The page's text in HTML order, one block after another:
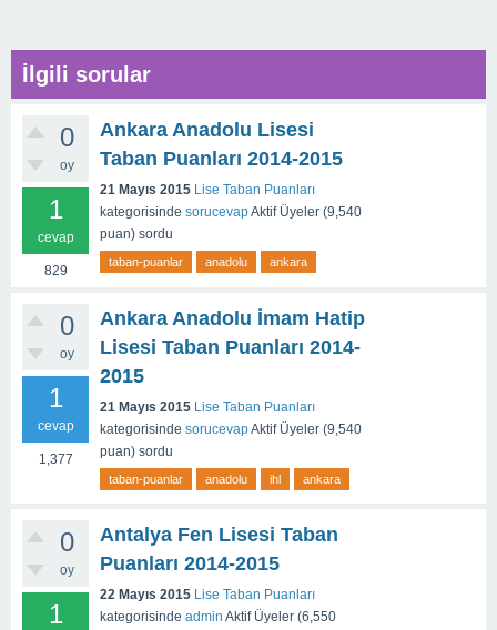
İlgili sorular
0
oy
1
cevap
829
Ankara Anadolu Lisesi
Taban Puanları 2014-2015
21 Mayıs 2015 Lise Taban Puanları
kategorisinde sorucevapAktif Üyeler (9,540
puan) sordu
taban-puanlar anadolu ankara
0
oy
1
cevap
1,377
Ankara Anadolu İmam Hatip
Lisesi Taban Puanları 2014-
2015
21 Mayıs 2015 Lise Taban Puanları
kategorisinde sorucevapAktif Üyeler (9,540
puan) sordu
taban-puanlar anadolu ihl ankara
0
oy
1
Antalya Fen Lisesi Taban
Puanları 2014-2015
22 Mayıs 2015 Lise Taban Puanları
kategorisinde admin Aktif Üyeler (6,550